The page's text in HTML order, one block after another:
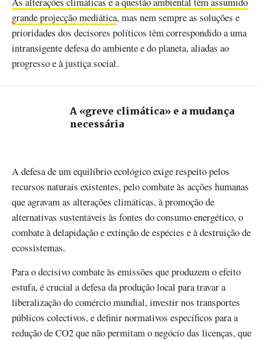
grande projecção mediática, mas nem sempre as soluções e
prioridades dos decisores políticos têm correspondido a uma
intransigente defesa do ambiente e do planeta, aliadas ao
progresso e à justiça social.
A «greve climática» e a mudança
necessária
A defesa de um equilíbrio ecológico exige respeito pelos
recursos naturais existentes, pelo combate às acções humanas
que agravam as alterações climáticas, à promoção de
alternativas sustentáveis às fontes do consumo energético, o
combate à delapidação e extinção de espécies e à destruição de
ecossistemas.
Para o decisivo combate às emissões que produzem o efeito
estufa, é crucial a defesa da produção local para travar a
liberalização do comércio mundial, investir nos transportes
públicos colectivos, e definir normativos específicos para a
redução de CO2 que não permitam o negócio das licenças, que